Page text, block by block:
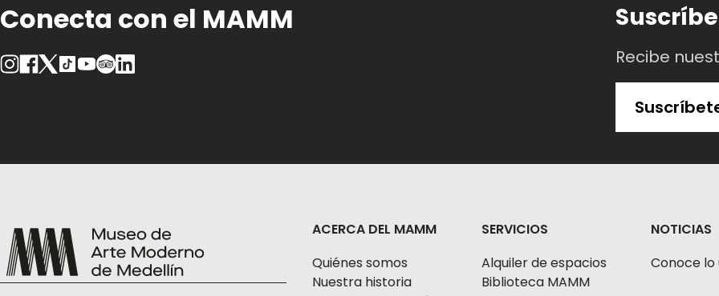
Conecta con el MAMM
Recibe
ACERCA DEL MAMM
Quiénes somos
Nuestra historia
SERVICIOS
Alquiler de espacios
Biblioteca MAMM
NOTICIAS
Conoce lo